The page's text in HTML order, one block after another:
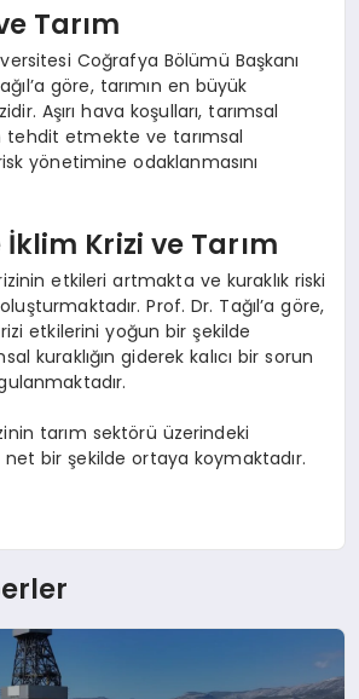
Tarım
Coğrafya Bölümü Başkanı
göre, tarımın en büyük
Aşırı hava koşulları, tarımsal
etmekte ve tarımsal
yönetimine odaklanmasını
Krizi ve Tarım
etkileri artmakta ve kuraklık riski
Prof. Dr. Tağıl’a göre,
etkilerini yoğun bir şekilde
kuraklığın giderek kalıcı bir sorun
tarım sektörü üzerindeki
bir şekilde ortaya koymaktadır.